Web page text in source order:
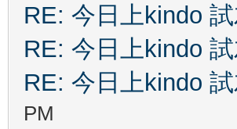
RE: 今日上kindo
RE: 今日上kindo
RE: 今日上kindo
PM